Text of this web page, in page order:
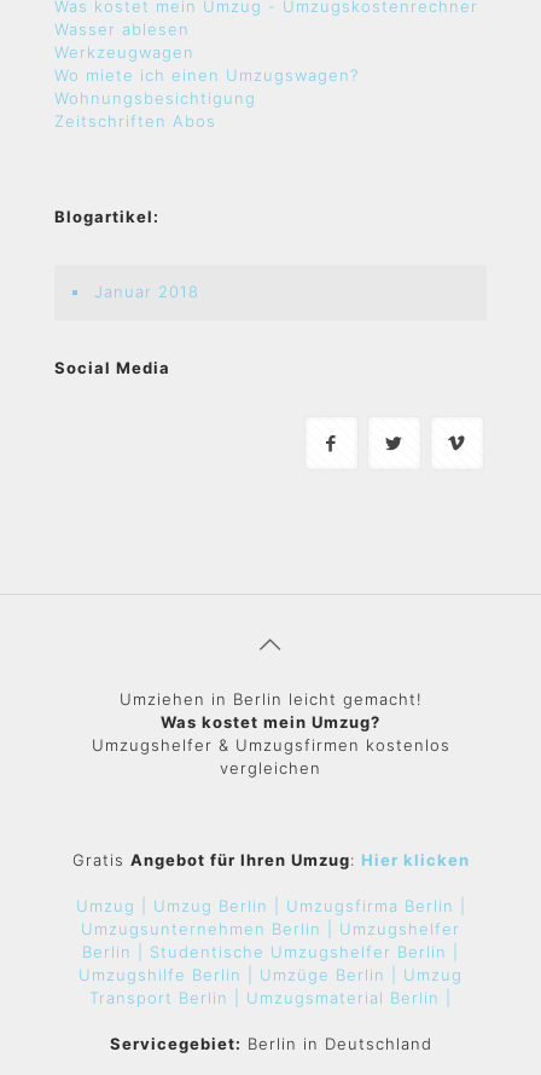
Was kostet mein Umzug - Umzugskostenrechner
Wasser ablesen
Werkzeugwagen
Wo miete ich einen Umzugswagen?
Wohnungsbesichtigung
Zeitschriften Abos
Blogartikel:
Januar 2018
Social Media
Umziehen in Berlin leicht gemacht!
Was kostet mein Umzug?
Umzugshelfer & Umzugsfirmen kostenlos
vergleichen
Gratis Angebot für Ihren Umzug: Hier klicken
Umzug | Umzug Berlin |
Umzugsfirma Berlin |
Umzugsunternehmen Berlin | Umzugshelfer
Berlin | Studentische Umzugshelfer Berlin |
Umzugshilfe Berlin | Umzüge Berlin | Umzug
Transport Berlin | Umzugsmaterial Berlin |
Servicegebiet: Berlin in Deutschland